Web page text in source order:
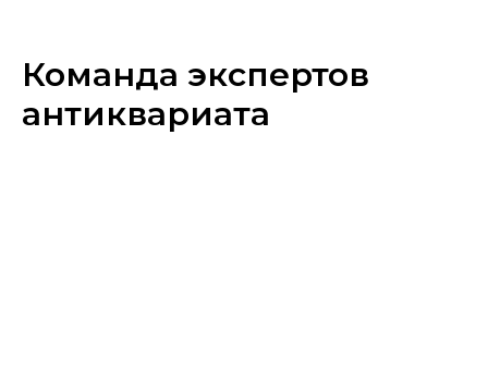
Команда экспертов
антиквариата